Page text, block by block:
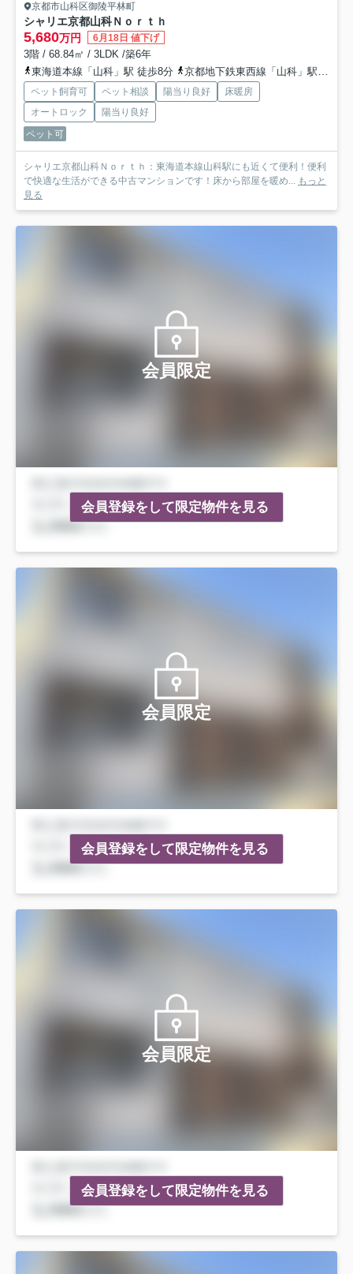
京都市山科区御陵平林町
シャリエ京都山科Ｎｏｒｔｈ
5,680万円 6月18日 値下げ
3階 / 68.84㎡ / 3LDK /築6年
東海道本線「山科」駅 徒歩8分
京都地下鉄東西線「山科」駅 徒歩9分
ペット飼育可 ペット相談 陽当り良好
床暖房
オートロック
陽当り良好
ペット可
シャリエ京都山科Ｎｏｒｔｈ：東海道本線山科駅にも近くて便利！便利
で快適な生活ができる中古マンションです！床から部屋を暖め... もっと
見る
会員限定
会員登録をして限定物件を見る
会員限定
会員登録をして限定物件を見る
会員限定
会員登録をして限定物件を見る